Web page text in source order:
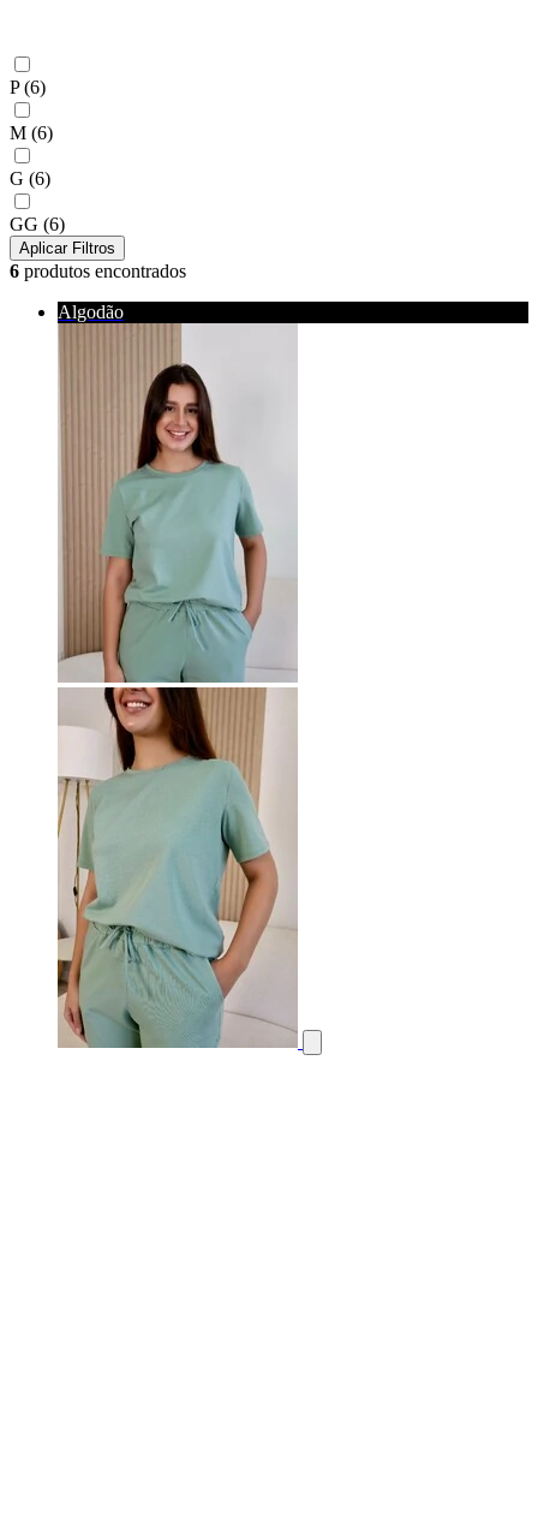
P(6)
M (6)
G (6)
GG (6)
Aplicar Filtros
6 produtos encontrados